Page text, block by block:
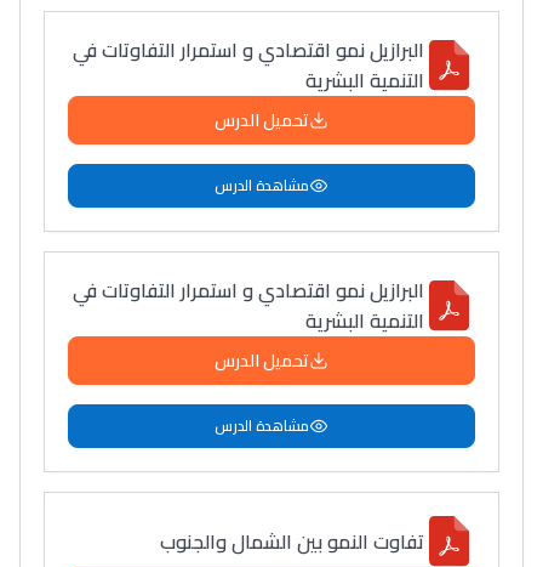
Collège au Maroc
Post-Bac
+ de 78 Sujets
Interviews/Vidéos
+ de 89 Interviews/Vidéos
دليل المهن
ما يزيد عن 149 مهنة
البرازيل نمو اقتصادي و استمرار التفاوتات في
التنمية البشرية
تحميل الدرس
مشاهدة الدرس
البرازيل نمو اقتصادي و استمرار التفاوتات في
التنمية البشرية
تحميل الدرس
مشاهدة الدرس
تفاوت النمو بين الشمال والجنوب